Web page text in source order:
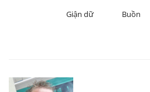
Giận dữ Buồn